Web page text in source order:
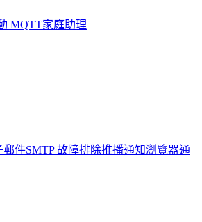
MQTT家庭助理
郵件SMTP 故障排除推播通知瀏覽器通